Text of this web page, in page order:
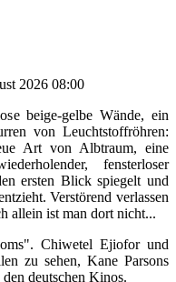
2026 08:00
beige-gelbe Wände, ein
von Leuchtstoffröhren:
Art von Albtraum, eine
fensterloser
ersten Blick spiegelt und
Verstörend verlassen
allein ist man dort nicht...
Chiwetel Ejiofor und
zu sehen, Kane Parsons
deutschen Kinos.